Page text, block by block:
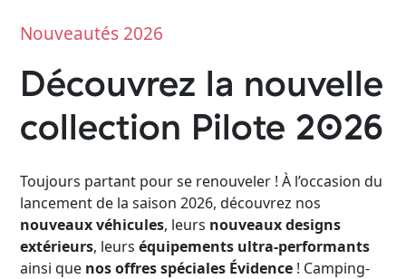
Nouveautés 2026
Découvrez la nouvelle
collection Pilote 2026
Toujours partant pour se renouveler ! À l’occasion du
lancement de la saison 2026, découvrez nos
nouveaux véhicules, leurs nouveaux designs
extérieurs, leurséquipements ultra-performants
ainsi que nos offres spéciales Évidence ! Camping-